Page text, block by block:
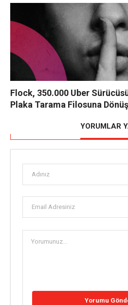
Flock, 350.000 Uber
Plaka Tarama Filosuna
YORUMLAR